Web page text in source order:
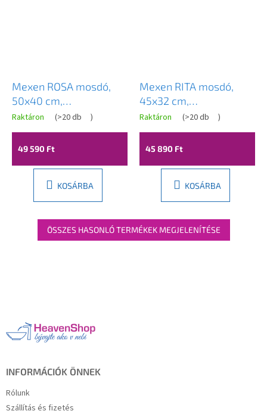
Mexen ROSA mosdó,
50x40 cm,
világosszürke matt,
21095061
Raktáron (>20 db )
49 590 Ft
KOSÁRBA
Mexen RITA mosdó,
45x32 cm,
világosszürke,
21084561
Raktáron (>20 db )
45 890 Ft
KOSÁRBA
ÖSSZES HASONLÓ TERMÉKEK MEGJELENÍTÉSE
INFORMÁCIÓK ÖNNEK
Rólunk
Szállítás és fizetés